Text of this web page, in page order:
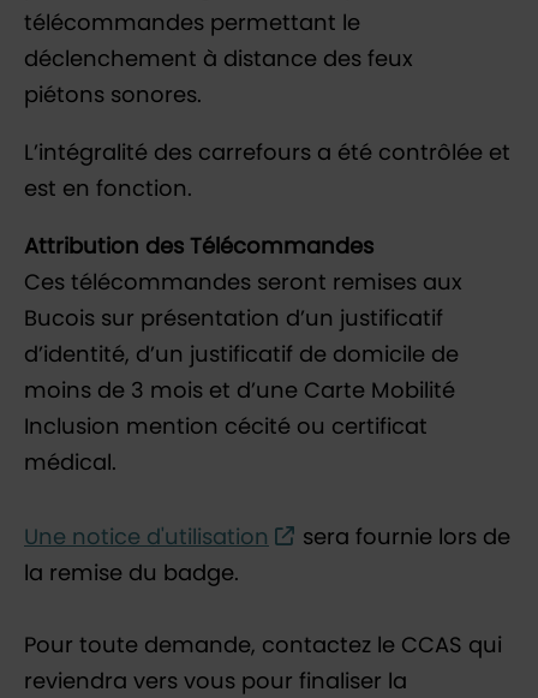
télécommandes permettant le
déclenchement à distance des feux
piétons sonores.
L’intégralité des carrefours a été contrôlée et
est en fonction.
Attribution des Télécommandes
Ces télécommandes seront remises aux
Bucois sur présentation d’un justificatif
d’identité, d’un justificatif de domicile de
moins de 3 mois et d’une Carte Mobilité
Inclusion mention cécité ou certificat
médical.
Une notice d'utilisation
sera fournie lors de
la remise du badge.
Pour toute demande, contactez le CCAS qui
reviendra vers vous pour finaliser la